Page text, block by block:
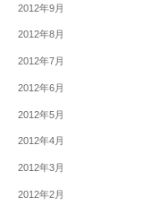
2012年9月
2012年8月
2012年7月
2012年6月
2012年5月
2012年4月
2012年3月
2012年2月